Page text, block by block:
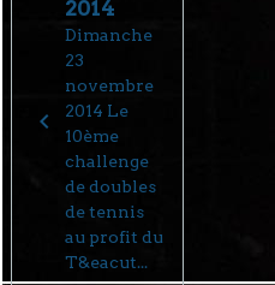
2014
Dimanche
23
novembre
2014 Le
10ème
challenge
de doubles
de tennis
au profit du
T&eacut...